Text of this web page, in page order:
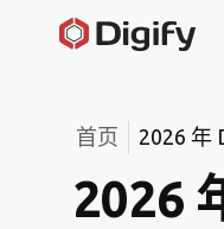
首页 2026 年
2026